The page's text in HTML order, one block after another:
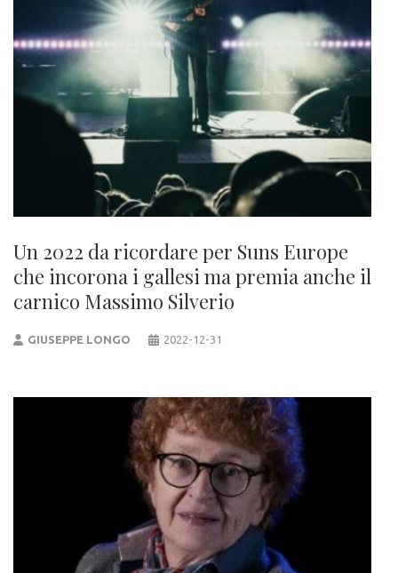
Un 2022 da ricordare per Suns Europe
che incorona i gallesi ma premia anche il
carnico Massimo Silverio
GIUSEPPE LONGO 2022-12-31